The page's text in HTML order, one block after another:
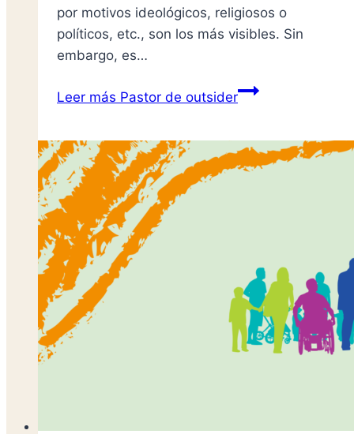
por motivos ideológicos, religiosos o
políticos, etc., son los más visibles. Sin
embargo, es…
Leer más Pastor de outsider